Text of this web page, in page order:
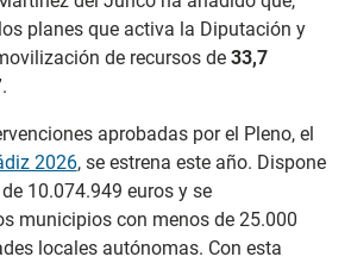
planes que activa la Diputación y
de recursos de 33,7
aprobadas por el Pleno, el
2026, se estrena este año. Dispone
10.074.949 euros y se
municipios con menos de 25.000
locales autónomas. Con esta